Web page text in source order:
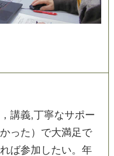
， 講義,丁寧なサポー
かった ） で大満足で
れば参加 したい。 年